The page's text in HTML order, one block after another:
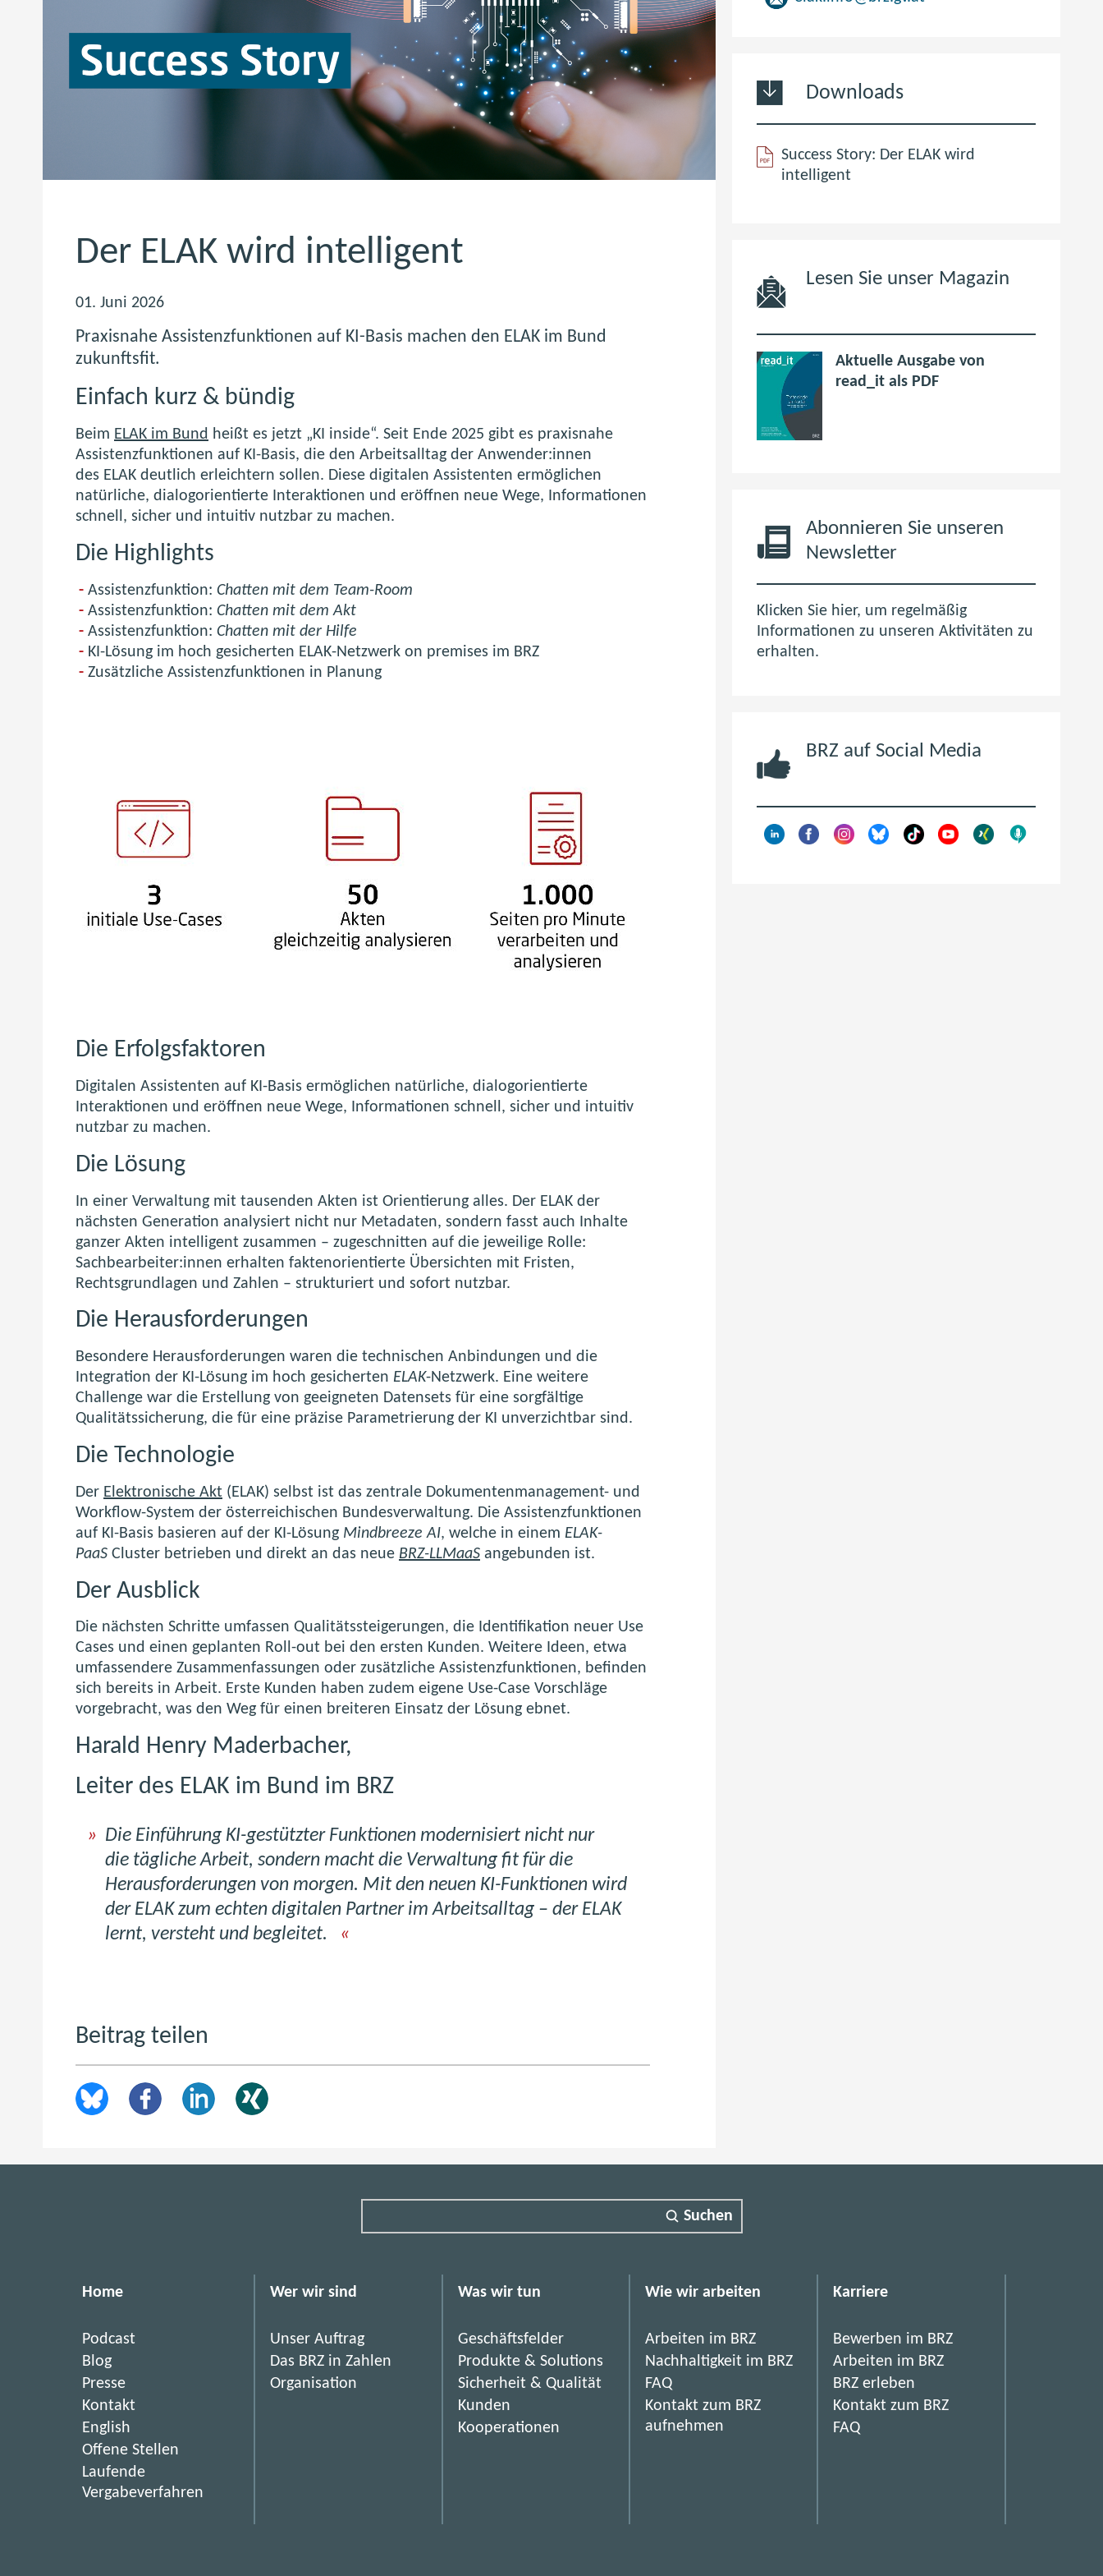
Der ELAK wird intelligent
01. Juni 2026
Praxisnahe Assistenzfunktionen auf KI-Basis machen den ELAK im Bund
zukunftsfit.
Einfach kurz & bündig
Beim ELAK im Bund heißt es jetzt „KI inside“. Seit Ende 2025 gibt es praxisnahe
Assistenzfunktionen auf KI-Basis, die den Arbeitsalltag der Anwender:innen
des ELAK deutlich erleichtern sollen. Diese digitalen Assistenten ermöglichen
natürliche, dialogorientierte Interaktionen und eröffnen neue Wege, Informationen
schnell, sicher und intuitiv nutzbar zu machen.
Die Highlights
Assistenzfunktion: Chatten mit dem Team-Room
Assistenzfunktion: Chatten mit dem Akt
Assistenzfunktion: Chatten mit der Hilfe
KI-Lösung im hoch gesicherten ELAK-Netzwerk on premises im BRZ
Zusätzliche Assistenzfunktionen in Planung
Die Erfolgsfaktoren
Digitalen Assistenten auf KI-Basis ermöglichen natürliche, dialogorientierte
Interaktionen und eröffnen neue Wege, Informationen schnell, sicher und intuitiv
nutzbar zu machen.
Die Lösung
In einer Verwaltung mit tausenden Akten ist Orientierung alles. Der ELAK der
nächsten Generation analysiert nicht nur Metadaten, sondern fasst auch Inhalte
ganzer Akten intelligent zusammen – zugeschnitten auf die jeweilige Rolle:
Sachbearbeiter:innen erhalten faktenorientierte Übersichten mit Fristen,
Rechtsgrundlagen und Zahlen – strukturiert und sofort nutzbar.
Die Herausforderungen
Besondere Herausforderungen waren die technischen Anbindungen und die
Integration der KI-Lösung im hoch gesicherten ELAK-Netzwerk. Eine weitere
Challenge war die Erstellung von geeigneten Datensets für eine sorgfältige
Qualitätssicherung, die für eine präzise Parametrierung der KI unverzichtbar sind.
Die Technologie
Der Elektronische Akt (ELAK) selbst ist das zentrale Dokumentenmanagement- und
Workflow-System der österreichischen Bundesverwaltung. Die Assistenzfunktionen
auf KI-Basis basieren auf der KI-Lösung Mindbreeze AI, welche in einem ELAK-
PaaS Cluster betrieben und direkt an das neue BRZ-LLMaaS angebunden ist.
Der Ausblick
Die nächsten Schritte umfassen Qualitätssteigerungen, die Identifikation neuer Use
Cases und einen geplanten Roll-out bei den ersten Kunden. Weitere Ideen, etwa
umfassendere Zusammenfassungen oder zusätzliche Assistenzfunktionen, befinden
sich bereits in Arbeit. Erste Kunden haben zudem eigene Use-Case Vorschläge
vorgebracht, was den Weg für einen breiteren Einsatz der Lösung ebnet.
Harald Henry Maderbacher,
Leiter des ELAK im Bund im BRZ
Die Einführung KI-gestützter Funktionen modernisiert nicht nur
die tägliche Arbeit, sondern macht die Verwaltung fit für die
Herausforderungen von morgen. Mit den neuen KI-Funktionen wird
der ELAK zum echten digitalen Partner im Arbeitsalltag – der ELAK
lernt, versteht und begleitet.
Beitrag teilen
Downloads
Success Story: Der ELAK wird
intelligentpdf
(öffnet
Lesen Sie unser Magazin
Aktuelle Ausgabe von
read_it als PDFp
B
(
i
e
u
e
t
)
Abonnieren Sie unseren
Newsletter
Klicken Sie hier, um regelmäßig
Informationen zu unseren Aktivitäten zu
erhalten.
BRZ auf Social Media
Suchen
Home
Podcast
Blog
Presse
Kontakt
English
Offene Stellen
f
Laufende
Vergabeverfahren
Wer wir sind
Unser Auftrag
Das BRZ in Zahlen
Organisation
Was wir tun
Geschäftsfelder
Produkte & Solutions
Sicherheit & Qualität
Kunden
Kooperationen
Wie wir arbeiten
Arbeiten im BRZ
Nachhaltigkeit im BRZ
FAQ
Kontakt zum BRZ
aufnehmen
Karriere
Bewerben im BRZ
Arbeiten im BRZ
BRZ erleben
Kontakt zum BRZ
FAQ